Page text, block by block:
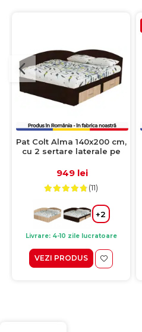
Pat Colt Alma 140x200 cm,
cu 2 sertare laterale pe
sonoma inchis + sonoma
949 lei
(11)
+2
Livrare: 4-10 zile lucratoare
VEZI PRODUS